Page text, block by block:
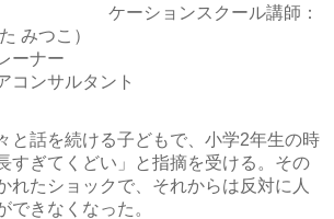
ケーションスクール講師：
みつこ）
ーナー
コンサルタント
と話を続ける子どもで、小学2年生の時
すぎてくどい」と指摘を受ける。その
れたショックで、それからは反対に人
できなくなった。